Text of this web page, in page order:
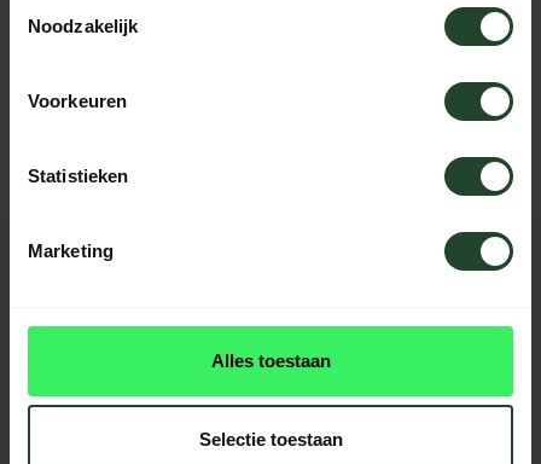
Noodzakelijk
Voorkeuren
Statistieken
Marketing
Alles toestaan
Selectie toestaan
This product doesn't have
reviews yet